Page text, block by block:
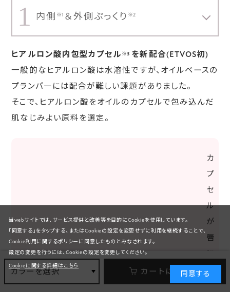
カラーを選択 カートに入れる
1 内側 ※1 ＆外側ぷっくり ※2
ヒアルロン酸内包型カプセル ※3 を新配合(ETVOS初)
一般的なヒアルロン酸は水溶性ですが、オイルベースの
プランパ―には配合が難しい課題がありました。
そこで、ヒアルロン酸をオイルのカプセルで包み込んだ
肌なじみよい原料を選定。
カ
プ
セ
ル
が
唇
に
溶
け
当webサイトでは、サービス提供と改善等を目的にCookieを使用しています。
「同意する」をタップする、またはCookieの設定を変更せずに利用を継続することで、
Cookie利用に関するポリシーに同意したものとみなされます。
設定の変更を行うには、Cookieの設定を変更してください。
Cookieに関する詳細はこちら
同意する